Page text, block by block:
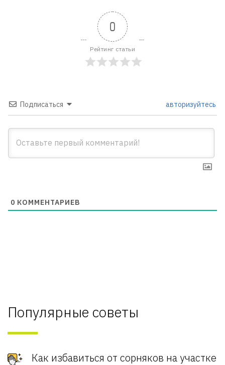
0
Рейтинг статьи
Подписаться авторизуйтесь
0 КОММЕНТАРИЕВ
Популярные советы
Как избавиться от сорняков на участке